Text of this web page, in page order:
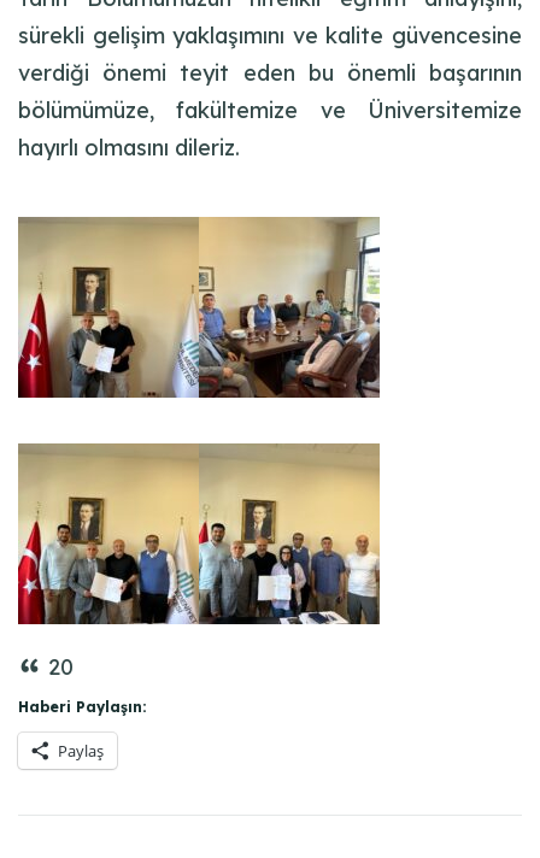
sürekli gelişim yaklaşımını ve kalite güvencesine
verdiği önemi teyit eden bu önemli başarının
bölümümüze, fakültemize ve Üniversitemize
hayırlı olmasını dileriz.
20
Haberi Paylaşın:
Paylaş